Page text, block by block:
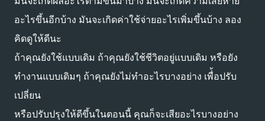
อะไรขึ้นอีกบ้าง มันจะเกิดค่าใช้จ่ายอะไรเพิ่มขึ้นบ้าง ลอง
คิดดูให้ดีนะ
ถ้าคุณยังใช้แบบเดิม ถ้าคุณยังใช้ชีวิตอยู่แบบเดิม หรือยัง
ทำงานแบบเดิมๆ ถ้าคุณยังไม่ทำอะไรบางอย่าง เพื่้อปรับ
เปลี่ยน
หรือปรับปรุงให้ดีขึ้นในตอนนี้ คุณก็จะเสียอะไรบางอย่าง